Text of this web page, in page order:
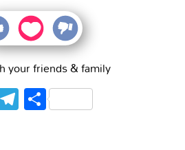
your friends & family
Telegram
Share